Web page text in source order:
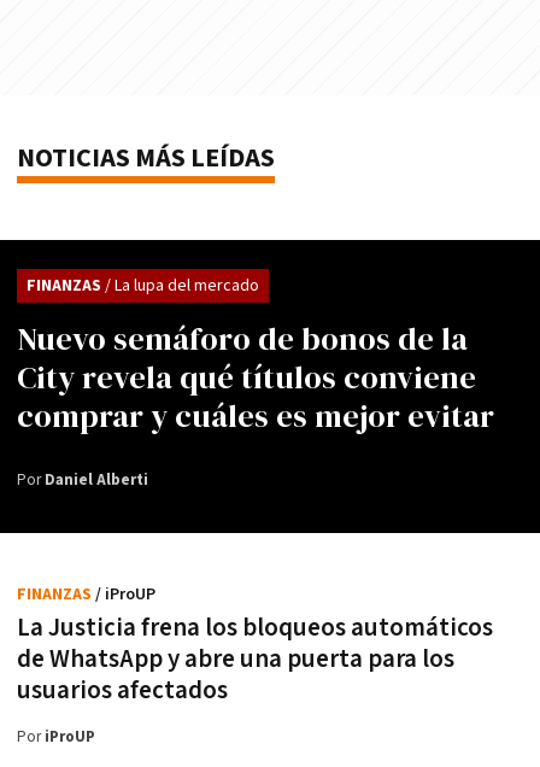
NOTICIAS MÁS LEÍDAS
Nuevo semáforo de bonos de la
City revela qué títulos conviene
comprar y cuáles es mejor evitar
FINANZAS / La lupa del mercado
PorDaniel Alberti
La Justicia frena los bloqueos automáticos
de WhatsApp y abre una puerta para los
usuarios afectados
FINANZAS / iProUP
PoriProUP